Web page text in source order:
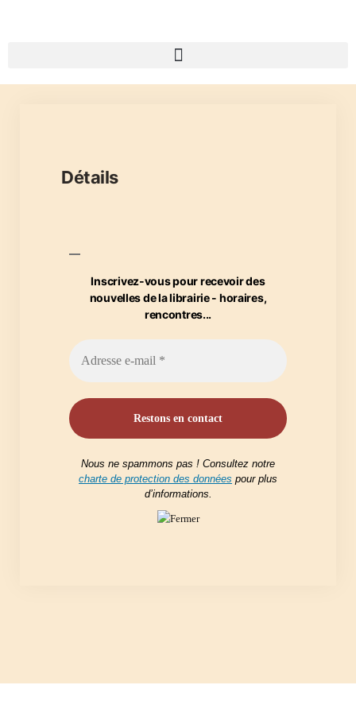
Détails
Inscrivez-vous pour recevoir des
nouvelles de la librairie - horaires,
rencontres...
Nous ne spammons pas ! Consultez notre
charte de protection des données pour plus
d’informations.